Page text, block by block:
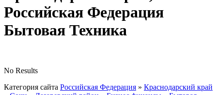
Российская Федерация
Бытовая Техника
No Results
Категория сайта Российская Федерация » Краснодарский край